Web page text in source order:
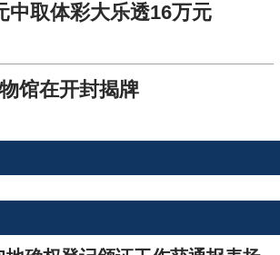
中取体彩大乐透16万元
馆在开封揭牌